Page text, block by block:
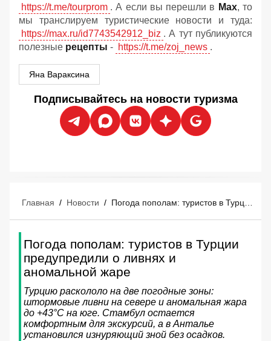
https://t.me/tourprom . А если вы перешли в Мах, то
мы транслируем туристические новости и туда:
https://max.ru/id7743542912_biz . А тут публикуются
полезные рецепты - https://t.me/zoj_news .
Яна Вараксина
Подписывайтесь на новости туризма
Главная / Новости / Погода пополам: туристов в Турции предупредили о ливнях и аномальной жаре
Погода пополам: туристов в Турции
предупредили о ливнях и
аномальной жаре
Турцию раскололо на две погодные зоны:
штормовые ливни на севере и аномальная жара
до +43°C на юге. Стамбул остается
комфортным для экскурсий, а в Анталье
установился изнуряющий зной без осадков.